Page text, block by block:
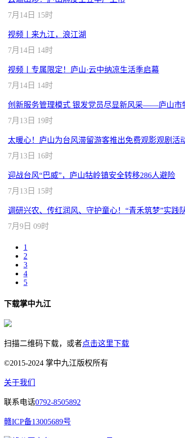
7月14日 15时
视频丨来九江，浪江湖
7月14日 14时
视频丨专属限定！庐山·云中纳凉生活季启幕
7月14日 14时
创新服务管理模式 银发党员尽显新风采——庐山市
7月13日 19时
太暖心！庐山为台风滞留游客推出免费观影观剧活
7月13日 16时
迎战台风“巴威”，庐山牯岭镇安全转移286人避险
7月13日 15时
调研兴农、传红润风、守护童心！“青禾筑梦”实践
7月9日 09时
1
2
3
4
5
下载掌中九江
扫描二维码下载，或者点击这里下载
©2015-2024 掌中九江版权所有
关于我们
联系电话0792-8505892
赣ICP备13005689号